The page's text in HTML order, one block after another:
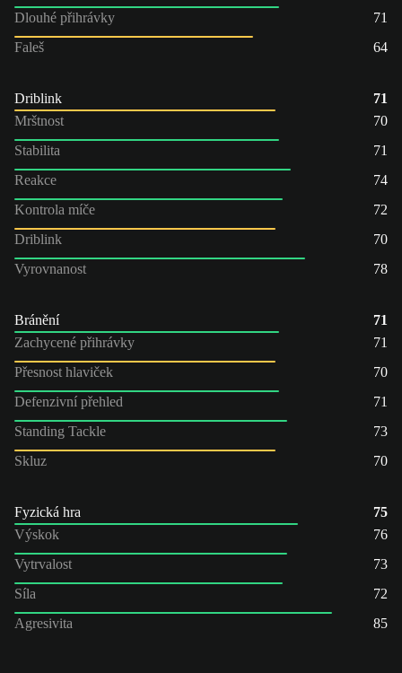
Dlouhé přihrávky
71
Faleš
64
Driblink
71
Mrštnost
70
Stabilita
71
Reakce
74
Kontrola míče
72
Driblink
70
Vyrovnanost
78
Bránění
71
Zachycené přihrávky
71
Přesnost hlaviček
70
Defenzivní přehled
71
Standing Tackle
73
Skluz
70
Fyzická hra
75
Výskok
76
Vytrvalost
73
Síla
72
Agresivita
85